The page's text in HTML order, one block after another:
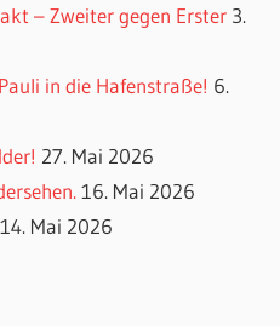
– Zweiter gegen Erster 3.
in die Hafenstraße! 6.
27. Mai 2026
16. Mai 2026
14. Mai 2026